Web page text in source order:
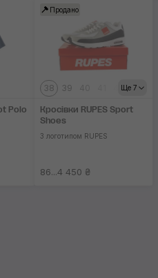
Polo
Продано
Ще 7
38 39 42 43
Кросівки RUPES Sport
Shoes
З логотипом RUPES
86...4 450 ₴